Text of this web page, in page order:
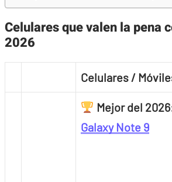
Celulares que valen la pena
2026
Celulares /
Mejor del
Galaxy Note 9